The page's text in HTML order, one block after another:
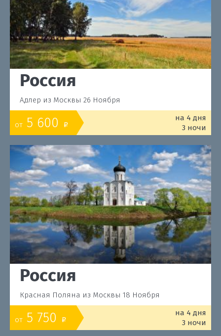
Россия
Адлер из Москвы 26 Ноября
от 5 600 o
на 4 дня
3 ночи
Россия
Красная Поляна из Москвы 18 Ноября
от 5 750 o
на 4 дня
3 ночи